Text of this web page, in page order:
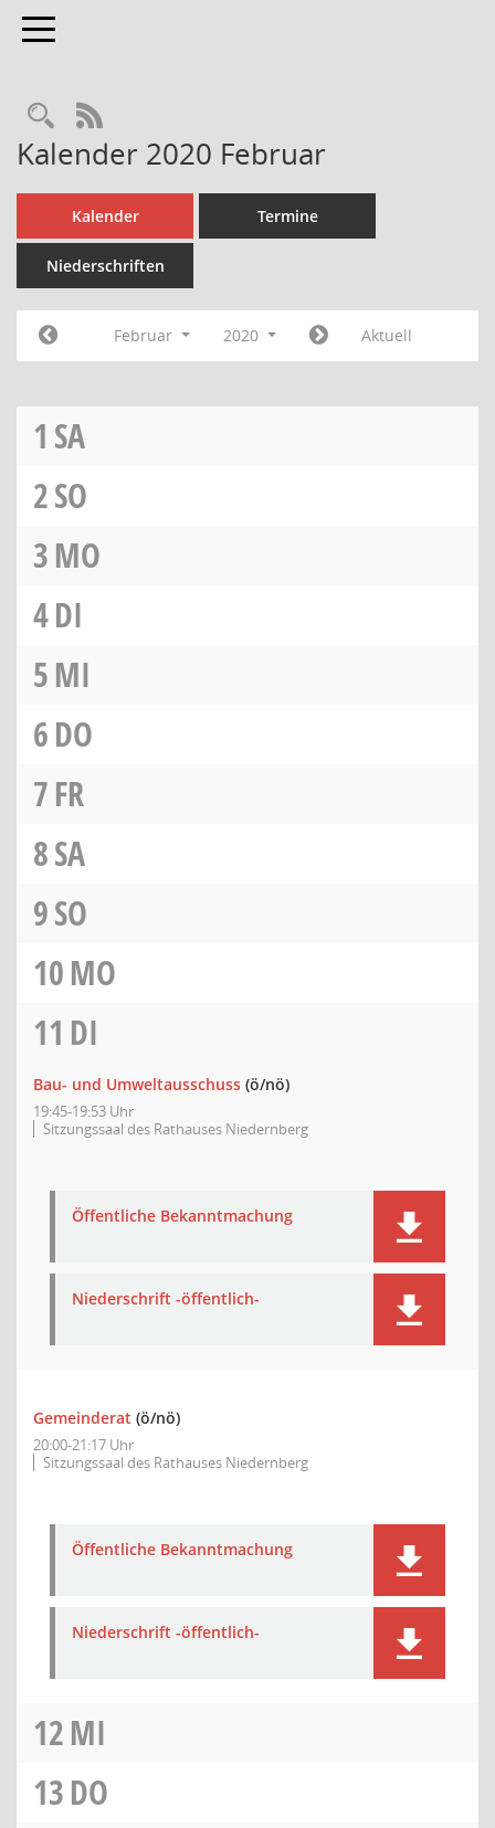
Toggle navigation
Rechercheauswahl
RSS-Feed
Kalender 2020 Februar
Kalender Termine
Niederschriften
Februar 2020 Aktuell
1 SA
2SO
3MO
4DI
5MI
6DO
7FR
8SA
9SO
10MO
11 DI
Bau- und Umweltausschuss (ö/nö)
19:45-19:53 Uhr
Sitzungssaal des Rathauses Niedernberg
Öffentliche Bekanntmachung
Niederschrift -öffentlich-
Gemeinderat (ö/nö)
20:00-21:17 Uhr
Sitzungssaal des Rathauses Niedernberg
Öffentliche Bekanntmachung
Niederschrift -öffentlich-
12MI
13DO